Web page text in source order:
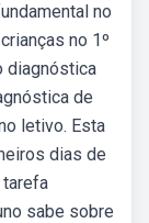
no
no 1º
diagnóstica
de
letivo. Esta
dias de
sabe sobre